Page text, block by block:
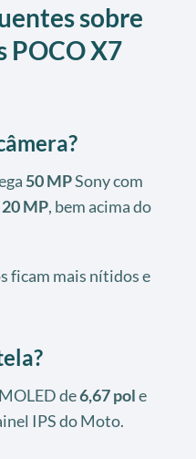
sobre
POCO X7
50 MPSony com
20 MP, bem acima do
ficam mais nítidos e
de6,67 pole
IPS do Moto.